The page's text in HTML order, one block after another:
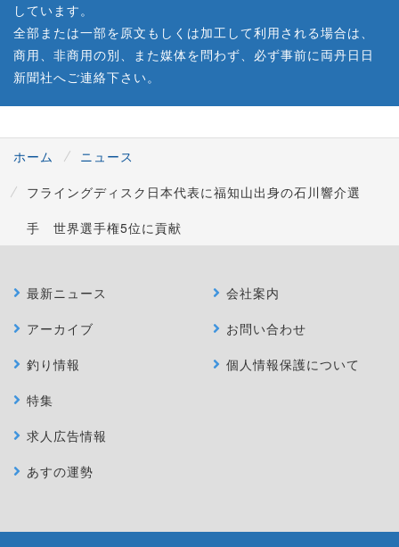
しています。
全部または一部を原文もしくは加工して利用される場合は、
商用、非商用の別、また媒体を問わず、必ず事前に両丹日日
新聞社へご連絡下さい。
ホーム
ニュース
フライングディスク日本代表に福知山出身の石川響介選
手 世界選手権5位に貢献
最新ニュース
アーカイブ
釣り情報
特集
求人広告情報
あすの運勢
会社案内
お問い合わせ
個人情報保護について